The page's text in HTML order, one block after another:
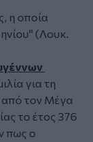
η οποία
(Λουκ.
για τη
από τον Μέγα
το έτος 376
πως ο